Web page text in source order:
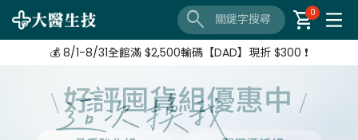
search shopping_cart
0
【8/3-8/10 爸氣補給站】 全站紅利享8%
💰 8/1-8/31全館滿 $2,500輸碼【DAD】現折 $300 ❗
【8/3-8/10 爸氣補給站】 全站紅利享8%